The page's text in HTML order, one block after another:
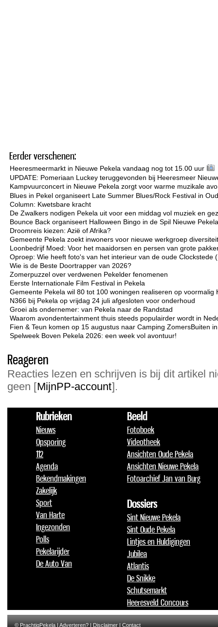
Eerder verschenen:
Heeresmeermarkt in Nieuwe Pekela vandaag nog tot 15.00 uur
UPDATE: Pomeriaan Luckey teruggevonden bij Heeresmeer
Kampvuurconcert in Nieuwe Pekela zorgt voor warme muzikale
Blues in Pekel organiseert Late Summer Blues/Rock Festival in
Column: Kwetsbare kracht
De Zwalkers nodigen Pekela uit voor een middag vol muziek en
Bounce Back organiseert Halloween Bingo in de Spil Nieuwe Pekela
Droomreis kiezen: Azië of Afrika?
Gemeente Pekela zoekt inwoners voor nieuwe werkgroep
Loonbedrijf Moed: Voor het maaidorsen en persen van grote
Oproep: Wie heeft foto's van het interieur van de oude Clockstede
Wie is de Beste Doortrapper van 2026?
Zomerpuzzel over verdwenen Pekelder fenomenen
Eerste Internationale Film Festival in Pekela
Gemeente Pekela wil 80 tot 100 woningen realiseren op voormalig
N366 bij Pekela op vrijdag 24 juli afgesloten voor onderhoud
Groei als ondernemer: van Pekela naar de Randstad
Waarom avondentertainment thuis steeds populairder wordt in
Fien & Teun komen op 15 augustus naar Camping ZomersBuiten
Spelweek Boven Pekela 2026: een week vol avontuur!
Reageren
Reacties lezen en schrijven is bij dit artikel
geen [MijnPP-account].
Rubrieken
Nieuws
Opsporing
112
Agenda
Bekendmakingen
Zakelijk
Sport
Van Harte
Ingezonden
Polls
Pekelarijder
De Auto Van
Beeld
Fotoboek
Videotheek
Ansichten Oude Pekela
Ansichten Nieuwe Pekela
Fotoarchief Jan van Burg
Dossiers
Sint Nieuwe Pekela
Sint Oude Pekela
Lintjes en Huldigingen
Jubilea
Atlantis
De Snikke
Schutsemarkt
Heeresveld Concours
© PrachtigPekela |Adverteren?|Disclaimer|Contact